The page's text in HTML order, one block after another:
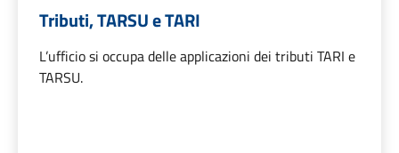
Tributi, TARSU e TARI
L’ufficio si occupa delle applicazioni dei tributi TARI e
TARSU.